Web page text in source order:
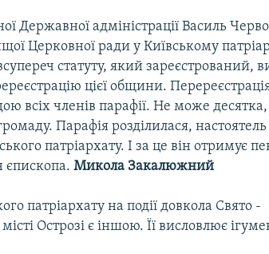
Державної адміністрації Василь
Церковної ради у Київському
статуту, який зареєстрований,
цієї общини.
всіх членів парафії. Не може
Парафія розділилася,
патріархату. І за це він отримує
єпископа.Микола Закалюжний
патріархату на події довкола Свято -
Острозі є іншою. Її висловлює